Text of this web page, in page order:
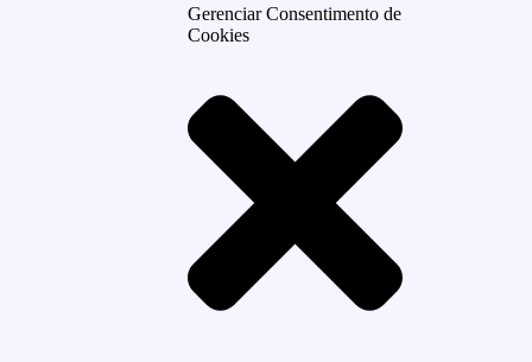
Gerenciar Consentimento de
Cookies